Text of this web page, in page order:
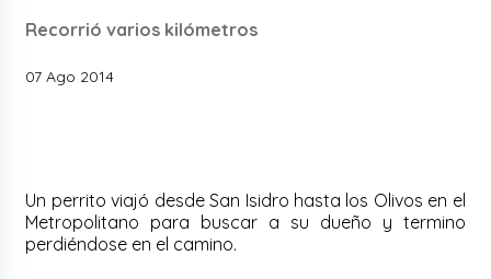
Recorrió varios kilómetros
07 Ago 2014
Un perrito viajó desde San Isidro hasta los Olivos en el
Metropolitano para buscar a su dueño y termino
perdiéndose en el camino.